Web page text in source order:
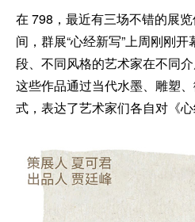
在 798，最近有三场不错的展
间，群展“心经新写”上周刚刚
段、不同风格的艺术家在不同
这些作品通过当代水墨、雕塑
式，表达了艺术家们各自对《心